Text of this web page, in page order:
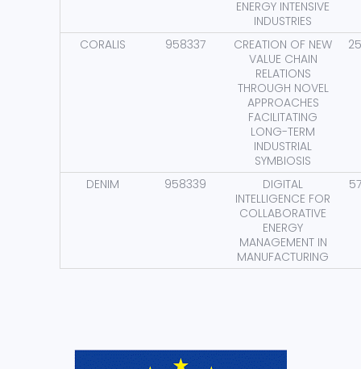
ENERGY INTENSIVE
INDUSTRIES
CORALIS 958337
CREATION OF NEW
VALUE CHAIN
RELATIONS
THROUGH NOVEL
APPROACHES
FACILITATING
LONG-TERM
INDUSTRIAL
SYMBIOSIS
DENIM 958339
DIGITAL
INTELLIGENCE FOR
COLLABORATIVE
ENERGY
MANAGEMENT IN
MANUFACTURING